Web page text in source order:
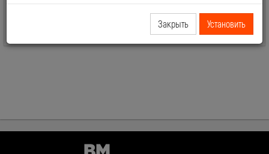
Закрыть Установить
композициями, которые уже успели стать классикой.